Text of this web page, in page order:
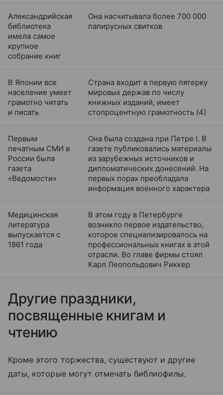
Александрийская
библиотека
имела самое
крупное
собрание книг
Она насчитывала более 700 000
папирусных свитков
В Японии все
население умеет
грамотно читать
и писать
Страна входит в первую пятерку
мировых держав по числу
книжных изданий, имеет
стопроцентную грамотность (4)
Первым
печатным СМИ в
России была
газета
«Ведомости»
Она была создана при Петре I. В
газете публиковались материалы
из зарубежных источников и
дипломатических донесений. На
первых порах преобладала
информация военного характера
Медицинская
литература
выпускается с
1861 года
В этом году в Петербурге
возникло первое издательство,
которое специализировалось на
профессиональных книгах в этой
отрасли. Во главе фирмы стоял
Карл Леопольдович Риккер
Другие праздники,
посвященные книгам и
чтению
Кроме этого торжества, существуют и другие
даты, которые могут отмечать библиофилы.